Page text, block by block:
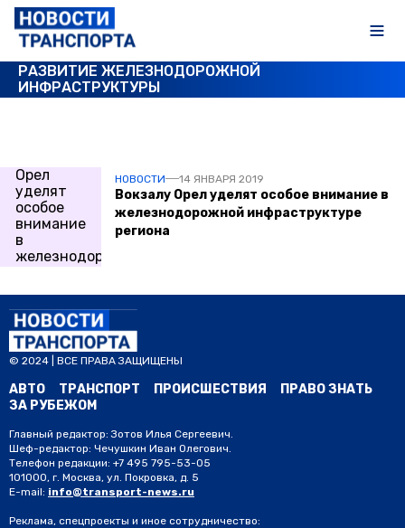
РАЗВИТИЕ ЖЕЛЕЗНОДОРОЖНОЙ
ИНФРАСТРУКТУРЫ
НОВОСТИ 14 ЯНВАРЯ 2019
Вокзалу Орел уделят особое внимание в
железнодорожной инфраструктуре
региона
© 2024 | ВСЕ ПРАВА ЗАЩИЩЕНЫ
АВТО ТРАНСПОРТ ПРОИСШЕСТВИЯ
ПРАВО ЗНАТЬ
ЗА РУБЕЖОМ
Главный редактор: Зотов Илья Сергеевич.
Шеф-редактор: Чечушкин Иван Олегович.
Телефон редакции: +7 495 795-53-05
101000, г. Москва, ул. Покровка, д. 5
E-mail: info@transport-news.ru
Реклама, спецпроекты и иное сотрудничество: